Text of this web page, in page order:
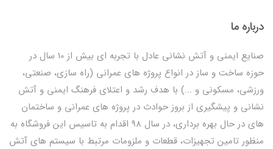
درباره ما
صنایع ایمنی و آتش نشانی عادل با تجربه ای بیش از 10 سال در
حوزه ساخت و ساز در انواع پروژه های عمرانی (راه سازی، صنعتی،
ورزشی، مسکونی و ...) با هدف رشد و اعتلای فرهنگ ایمنی و آتش
نشانی و پیشگیری از بروز حوادث در پروژه های عمرانی و ساختمان
های در حال بهره برداری، در سال 98 اقدام به تاسیس این فروشگاه به
منظور تامین تجهیزات، قطعات و ملزومات مرتبط با سیستم های آتش